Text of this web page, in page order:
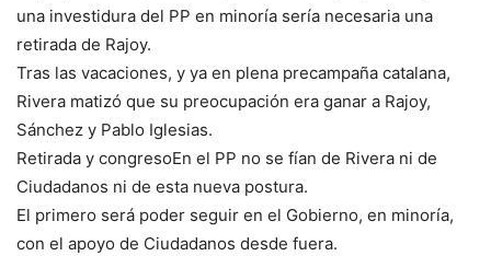
una investidura del PP en minoría sería necesaria una
retirada de Rajoy.
Tras las vacaciones, y ya en plena precampaña catalana,
Rivera matizó que su preocupación era ganar a Rajoy,
Sánchez y Pablo Iglesias.
Retirada y congresoEn el PP no se fían de Rivera ni de
Ciudadanos ni de esta nueva postura.
El primero será poder seguir en el Gobierno, en minoría,
con el apoyo de Ciudadanos desde fuera.